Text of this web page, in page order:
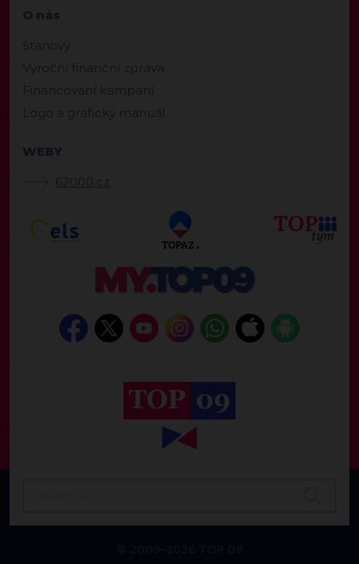
O nás
Stanovy
Výroční finanční zpráva
Financování kampaní
Logo a grafický manuál
WEBY
62000.cz